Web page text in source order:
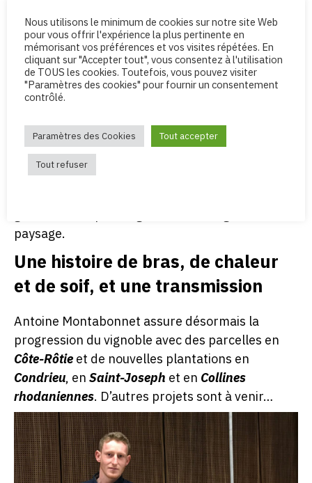
échalas de châtaignier protègent de la force des
vents et qui, accrochés à la pente, luttent contre
l’âpreté des étés brûlants en plongeant leurs
racines au cœur du granite.
Il conte l’aventure de la terre et de paysans
mutuellement, une aventure d’amour et de
raisin, d’éboulis et de ronces, d’enthousiasme, de
vie au pied du mur et d’amitiés bienveillantes.
paysage.
Une histoire de bras, de chaleur
et de soif, et une transmission
Antoine Montabonnet assure désormais la
progression du vignoble avec des parcelles en
Côte-Rôtie et de nouvelles plantations en
Condrieu, en Saint-Joseph et en Collines
rhodaniennes. D’autres projets sont à venir…
Nous utilisons le minimum de cookies sur notre site Web
pour vous offrir l'expérience la plus pertinente en
mémorisant vos préférences et vos visites répétées. En
cliquant sur "Accepter tout", vous consentez à l'utilisation
de TOUS les cookies. Toutefois, vous pouvez visiter
"Paramètres des cookies" pour fournir un consentement
contrôlé.
Paramètres des Cookies Tout accepter
Tout refuser